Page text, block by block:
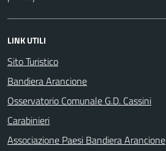
LINK UTILI
Sito Turistico
Bandiera Arancione
Osservatorio Comunale G.D. Cassini
Carabinieri
Associazione Paesi Bandiera Arancione